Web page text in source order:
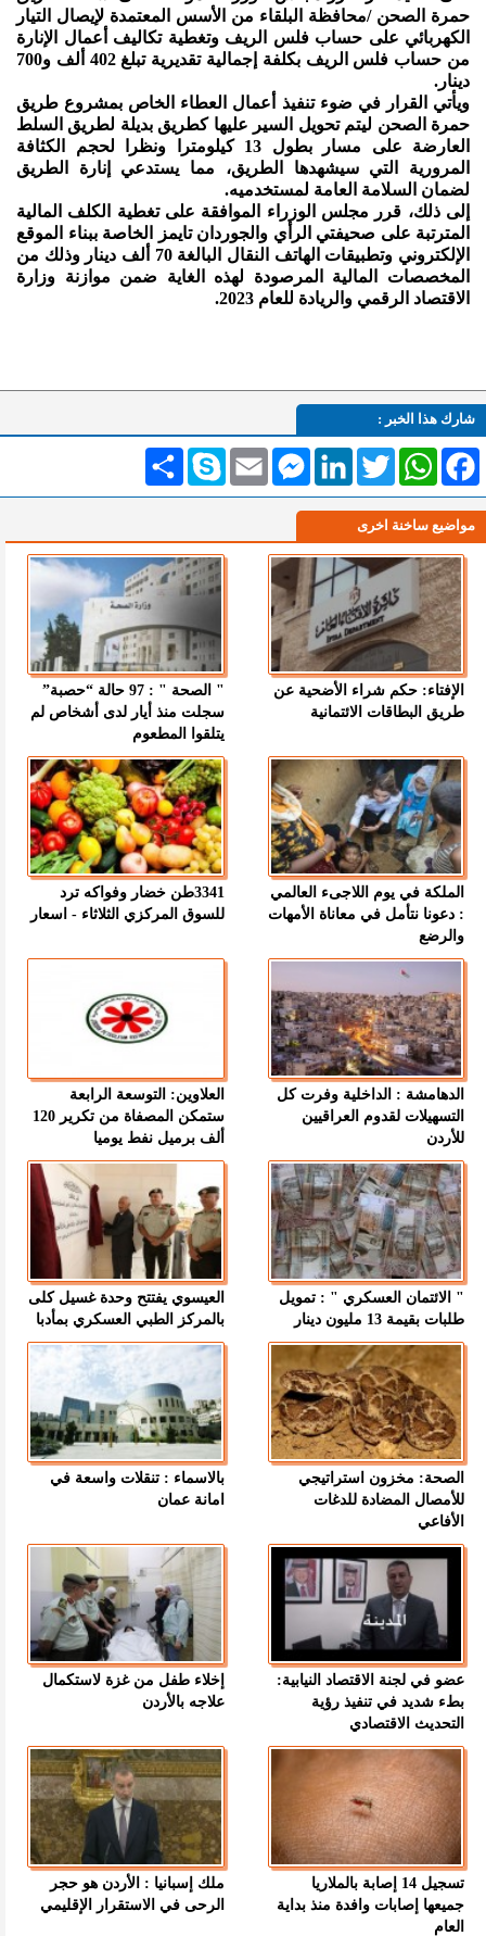
حمرة الصحن /محافظة البلقاء من الأسس المعتمدة لإيصال التيار
الكهربائي على حساب فلس الريف وتغطية تكاليف أعمال الإنارة
من حساب فلس الريف بكلفة إجمالية تقديرية تبلغ 402 ألف و700
دينار.
ويأتي القرار في ضوء تنفيذ أعمال العطاء الخاص بمشروع طريق
حمرة الصحن ليتم تحويل السير عليها كطريق بديلة لطريق السلط
العارضة على مسار بطول 13 كيلومترا ونظرا لحجم الكثافة
المرورية التي سيشهدها الطريق، مما يستدعي إنارة الطريق
لضمان السلامة العامة لمستخدميه.
إلى ذلك، قرر مجلس الوزراء الموافقة على تغطية الكلف المالية
المترتبة على صحيفتي الرأي والجوردان تايمز الخاصة ببناء الموقع
الإلكتروني وتطبيقات الهاتف النقال البالغة 70 ألف دينار وذلك من
المخصصات المالية المرصودة لهذه الغاية ضمن موازنة وزارة
الاقتصاد الرقمي والريادة للعام 2023.
شارك هذا الخبر :
انشر Skype Email
MessengerLinkedInTwitterWhatsAppFacebook
مواضيع ساخنة اخرى
الإفتاء: حكم شراء الأضحية عن
طريق البطاقات الائتمانية
" الصحة " : 97 حالة “حصبة”
سجلت منذ أيار لدى أشخاص لم
يتلقوا المطعوم
الملكة في يوم اللاجىء العالمي
: دعونا نتأمل في معاناة الأمهات
والرضع
3341طن خضار وفواكه ترد
للسوق المركزي الثلاثاء - اسعار
الدهامشة : الداخلية وفرت كل
التسهيلات لقدوم العراقيين
للأردن
العلاوين: التوسعة الرابعة
ستمكن المصفاة من تكرير 120
ألف برميل نفط يوميا
" الائتمان العسكري " : تمويل
طلبات بقيمة 13 مليون دينار
العيسوي يفتتح وحدة غسيل كلى
بالمركز الطبي العسكري بمأدبا
الصحة: مخزون استراتيجي
للأمصال المضادة للدغات
الأفاعي
بالاسماء : تنقلات واسعة في
امانة عمان
عضو في لجنة الاقتصاد النيابية:
بطء شديد في تنفيذ رؤية
التحديث الاقتصادي
إخلاء طفل من غزة لاستكمال
علاجه بالأردن
تسجيل 14 إصابة بالملاريا
جميعها إصابات وافدة منذ بداية
العام
ملك إسبانيا : الأردن هو حجر
الرحى في الاستقرار الإقليمي